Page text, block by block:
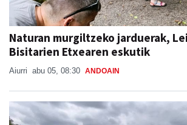
Naturan murgiltzeko jarduerak,
Bisitarien Etxearen eskutik
Aiurri abu 05, 08:30 ANDOAIN